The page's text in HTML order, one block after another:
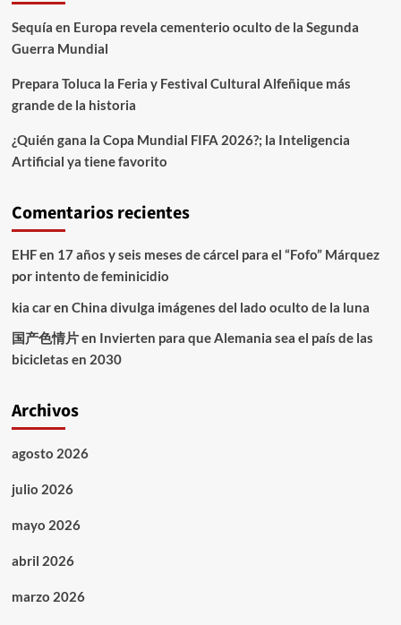
Sequía en Europa revela cementerio oculto de la Segunda
Guerra Mundial
Prepara Toluca la Feria y Festival Cultural Alfeñique más
grande de la historia
¿Quién gana la Copa Mundial FIFA 2026?; la Inteligencia
Artificial ya tiene favorito
Comentarios recientes
EHFen 17 años y seis meses de cárcel para el “Fofo” Márquez
por intento de feminicidio
kia caren China divulga imágenes del lado oculto de la luna
国产色情片en Invierten para que Alemania sea el país de las
bicicletas en 2030
Archivos
agosto 2026
julio 2026
mayo 2026
abril 2026
marzo 2026